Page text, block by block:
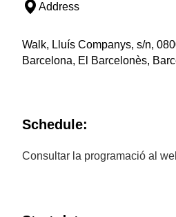
Address
Walk, Lluís Companys, s/n,
Barcelona, El Barcelonès,
Schedule:
Consultar la programació al